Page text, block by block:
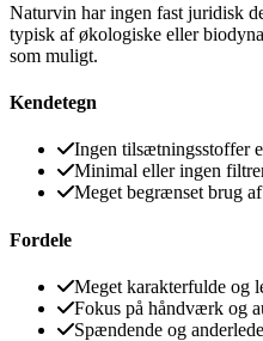
Naturvin har ingen fast juridisk
typisk af økologiske eller
som muligt.
Kendetegn
Ingen tilsætningsstoffer
Minimal eller ingen
Meget begrænset brug
Fordele
Meget karakterfulde og
Fokus på håndværk og
Spændende og